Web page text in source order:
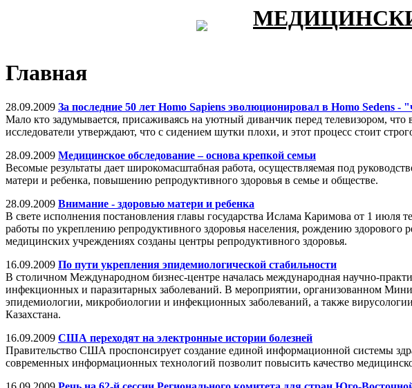
Главная
28.09.2009 За последние 50 лет Homo Sapiens эволюционировал в Homo Sedens
Мало кто задумывается, присаживаясь на уютный диванчик перед телевизором,
исследователи утверждают, что с сидением шутки плохи, и этот процесс стоит
28.09.2009 Медицинское обследование – основа крепкой семьи
Весомые результаты дает широкомасштабная работа, осуществляемая под
матери и ребенка, повышению репродуктивного здоровья в семье и обществе.
28.09.2009 Внимание - здоровью матери и ребенка
В свете исполнения постановления главы государства Ислама Каримова от 1
работы по укреплению репродуктивного здоровья населения, рождению
медицинских учреждениях созданы центры репродуктивного здоровья.
16.09.2009 По пути укрепления эпидемиологической стабильности
В столичном Международном бизнес-центре началась международная научно-
инфекционных и паразитарных заболеваний. В мероприятии, организованном
эпидемиологии, микробиологии и инфекционных заболеваний, а также
Казахстана.
16.09.2009 США переходят на электронные истории болезней
Правительство США проспонсирует создание единой информационной системы
современных информационных технологий позволит повысить качество